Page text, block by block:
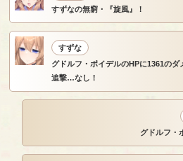
すずなの無窮・『旋風』！
すずな
グドルフ・ボイデルのHPに1361のダ
追撃…なし！
グドルフ・